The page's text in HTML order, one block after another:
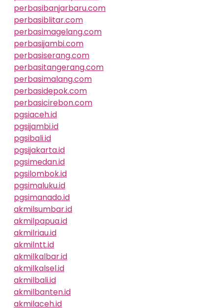
perbasibanjarbaru.com
perbasiblitar.com
perbasimagelang.com
perbasijambi.com
perbasiserang.com
perbasitangerang.com
perbasimalang.com
perbasidepok.com
perbasicirebon.com
pgsiaceh.id
pgsijambi.id
pgsibali.id
pgsijakarta.id
pgsimedan.id
pgsilombok.id
pgsimaluku.id
pgsimanado.id
akmilsumbar.id
akmilpapua.id
akmilriau.id
akmilntt.id
akmilkalbar.id
akmilkalsel.id
akmilbali.id
akmilbanten.id
akmilaceh.id